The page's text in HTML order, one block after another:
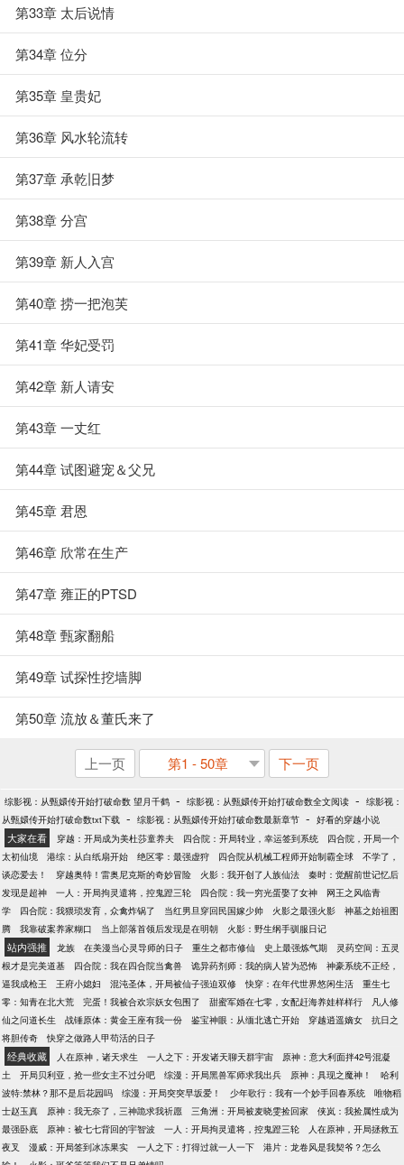
第33章 太后说情
第34章 位分
第35章 皇贵妃
第36章 风水轮流转
第37章 承乾旧梦
第38章 分宫
第39章 新人入宫
第40章 捞一把泡芙
第41章 华妃受罚
第42章 新人请安
第43章 一丈红
第44章 试图避宠＆父兄
第45章 君恩
第46章 欣常在生产
第47章 雍正的PTSD
第48章 甄家翻船
第49章 试探性挖墙脚
第50章 流放＆董氏来了
上一页 第1 - 50章 下一页
综影视：从甄嬛传开始打破命数 望月千鹤 - 综影视：从甄嬛传开始打破命数全文阅读 - 综影视：
从甄嬛传开始打破命数txt下载 - 综影视：从甄嬛传开始打破命数最新章节 - 好看的穿越小说
大家在看 穿越：开局成为美杜莎童养夫 四合院：开局转业，幸运签到系统
四合院，开局一个
太初仙境
港综：从白纸扇开始 绝区零：最强虚狩 四合院从机械工程师开始制霸全球
不学了，
谈恋爱去！
穿越奥特！雷奥尼克斯的奇妙冒险 火影：我开创了人族仙法
秦时：觉醒前世记忆后
发现是超神
一人：开局拘灵遣将，控鬼蹬三轮 四合院：我一穷光蛋娶了女神
网王之风临青
学
四合院：我猥琐发育，众禽炸锅了 当红男旦穿回民国嫁少帅 火影之最强火影
神墓之始祖图
腾
我靠破案养家糊口 当上部落首领后发现是在明朝 火影：野生纲手驯服日记
站内强推 龙族 在美漫当心灵导师的日子 重生之都市修仙 史上最强炼气期
灵药空间：五灵
根才是完美道基
四合院：我在四合院当禽兽 诡异药剂师：我的病人皆为恐怖
神豪系统不正经，
逼我成枪王
王府小媳妇 混沌圣体，开局被仙子强迫双修 快穿：在年代世界悠闲生活
重生七
零：知青在北大荒
完蛋！我被合欢宗妖女包围了 甜蜜军婚在七零，女配赶海养娃样样行
凡人修
仙之问道长生
战锤原体：黄金王座有我一份 鉴宝神眼：从缅北逃亡开始 穿越逍遥嫡女
抗日之
将胆传奇
快穿之做路人甲苟活的日子
经典收藏 人在原神，诸天求生 一人之下：开发诸天聊天群宇宙
原神：意大利面拌42号混凝
土
开局贝利亚，抢一些女主不过分吧 综漫：开局黑兽军师求我出兵 原神：具现之魔神！
哈利
波特:禁林？那不是后花园吗
综漫：开局突突早坂爱！ 少年歌行：我有一个妙手回春系统
唯物稻
士赵玉真
原神：我无奈了，三神跪求我祈愿 三角洲：开局被麦晓雯捡回家
侠岚：我捡属性成为
最强卧底
原神：被七七背回的宇智波 一人：开局拘灵遣将，控鬼蹬三轮
人在原神，开局拯救五
夜叉
漫威：开局签到冰冻果实 一人之下：打得过就一人一下
港片：龙卷风是我契爷？怎么